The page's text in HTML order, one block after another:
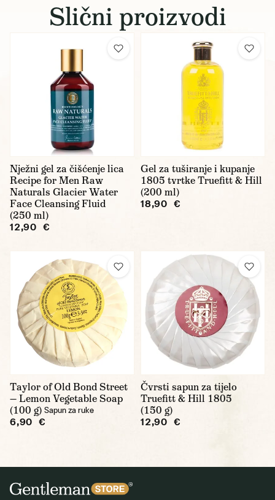
Slični proizvodi
Nježni gel za čišćenje lica
Recipe for Men Raw
Naturals Glacier Water
Face Cleansing Fluid
(250 ml)
12,90 €
Gel za tuširanje i kupanje
1805 tvrtke Truefitt & Hill
(200 ml)
18,90 €
Taylor of Old Bond Street
— Lemon Vegetable Soap
(100 g) Sapun za ruke
6,90 €
Čvrsti sapun za tijelo
Truefitt & Hill 1805
(150 g)
12,90 €